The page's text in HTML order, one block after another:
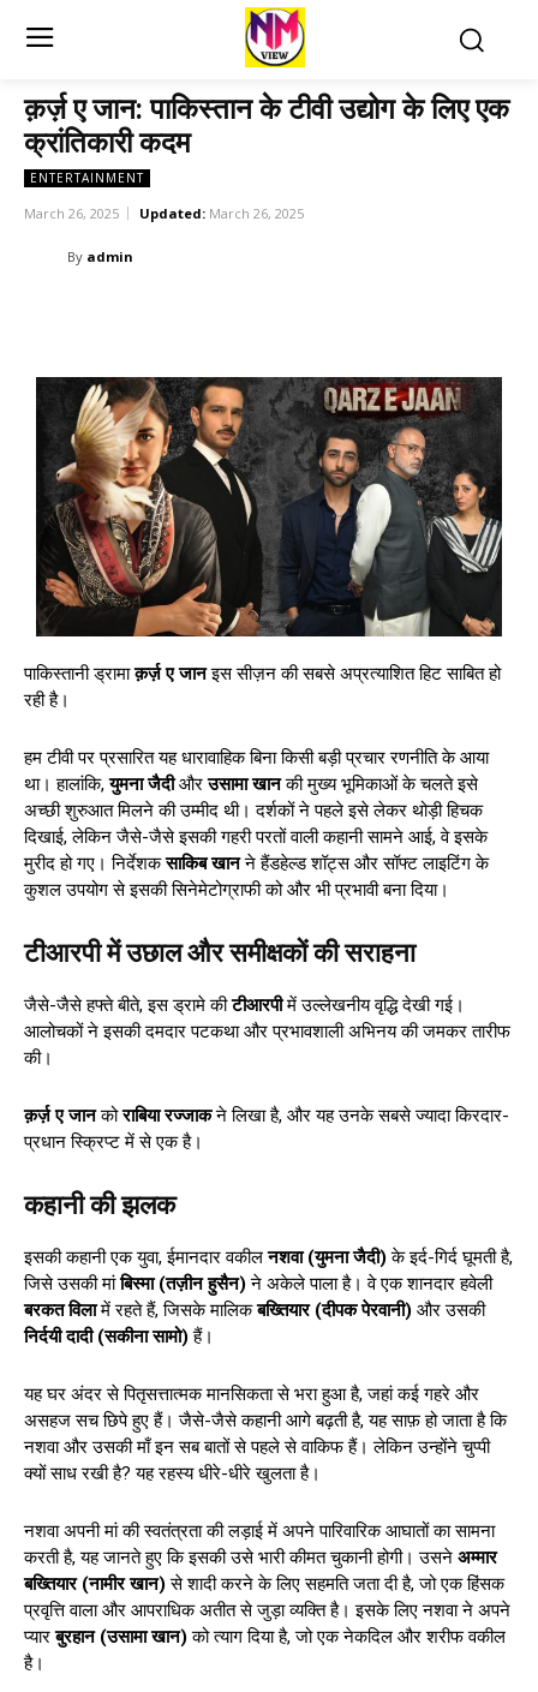
क़र्ज़ ए जान: पाकिस्तान के टीवी उद्योग के लिए एक
क्रांतिकारी कदम
ENTERTAINMENT
March 26, 2025 Updated: March 26, 2025
By admin
पाकिस्तानी ड्रामाक़र्ज़ ए जानइस सीज़न की सबसे अप्रत्याशित हिट साबित हो
रही है।
हम टीवी पर प्रसारित यह धारावाहिक बिना किसी बड़ी प्रचार रणनीति के आया
था। हालांकि,युमना जैदीऔरउसामा खानकी मुख्य भूमिकाओं के चलते इसे
अच्छी शुरुआत मिलने की उम्मीद थी। दर्शकों ने पहले इसे लेकर थोड़ी हिचक
दिखाई, लेकिन जैसे-जैसे इसकी गहरी परतों वाली कहानी सामने आई, वे इसके
मुरीद हो गए। निर्देशकसाकिब खानने हैंडहेल्ड शॉट्स और सॉफ्ट लाइटिंग के
कुशल उपयोग से इसकी सिनेमेटोग्राफी को और भी प्रभावी बना दिया।
टीआरपी में उछाल और समीक्षकों की सराहना
जैसे-जैसे हफ्ते बीते, इस ड्रामे कीटीआरपीमें उल्लेखनीय वृद्धि देखी गई।
आलोचकों ने इसकी दमदार पटकथा और प्रभावशाली अभिनय की जमकर तारीफ
की।
क़र्ज़ ए जानकोराबिया रज्जाकने लिखा है, और यह उनके सबसे ज्यादा किरदार-
प्रधान स्क्रिप्ट में से एक है।
कहानी की झलक
इसकी कहानी एक युवा, ईमानदार वकीलनशवा (युमना जैदी) के इर्द-गिर्द घूमती है,
जिसे उसकी मांबिस्मा (तज़ीन हुसैन) ने अकेले पाला है। वे एक शानदार हवेली
बरकत विलामें रहते हैं, जिसके मालिकबख्तियार (दीपक पेरवानी) और उसकी
निर्दयी दादी (सकीना सामो) हैं।
यह घर अंदर से पितृसत्तात्मक मानसिकता से भरा हुआ है, जहां कई गहरे और
असहज सच छिपे हुए हैं। जैसे-जैसे कहानी आगे बढ़ती है, यह साफ़ हो जाता है कि
नशवा और उसकी माँ इन सब बातों से पहले से वाकिफ हैं। लेकिन उन्होंने चुप्पी
क्यों साध रखी है? यह रहस्य धीरे-धीरे खुलता है।
नशवा अपनी मां की स्वतंत्रता की लड़ाई में अपने पारिवारिक आघातों का सामना
करती है, यह जानते हुए कि इसकी उसे भारी कीमत चुकानी होगी। उसने अम्मार
बख्तियार (नामीर खान) से शादी करने के लिए सहमति जता दी है, जो एक हिंसक
प्रवृत्ति वाला और आपराधिक अतीत से जुड़ा व्यक्ति है। इसके लिए नशवा ने अपने
प्यारबुरहान (उसामा खान) को त्याग दिया है, जो एक नेकदिल और शरीफ वकील
है।